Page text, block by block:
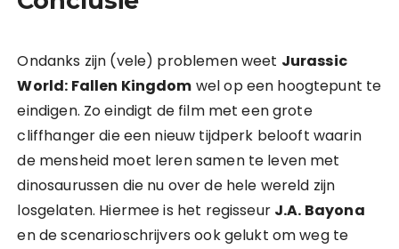
Ondanks zijn (vele) problemen weet Jurassic
World: Fallen Kingdom wel op een hoogtepunt te
eindigen. Zo eindigt de film met een grote
cliffhanger die een nieuw tijdperk belooft waarin
de mensheid moet leren samen te leven met
dinosaurussen die nu over de hele wereld zijn
losgelaten. Hiermee is het regisseur J.A. Bayona
en de scenarioschrijvers ook gelukt om weg te